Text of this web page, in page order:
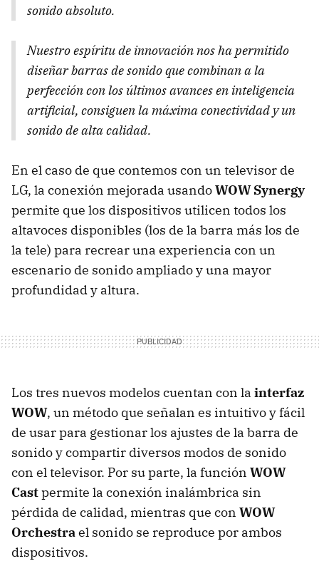
sonido absoluto.
Nuestro espíritu de innovación nos ha permitido
diseñar barras de sonido que combinan a la
perfección con los últimos avances en inteligencia
artificial, consiguen la máxima conectividad y un
sonido de alta calidad.
En el caso de que contemos con un televisor de
LG, la conexión mejorada usandoWOW Synergy
permite que los dispositivos utilicen todos los
altavoces disponibles (los de la barra más los de
la tele) para recrear una experiencia con un
escenario de sonido ampliado y una mayor
profundidad y altura.
Los tres nuevos modelos cuentan con la interfaz
WOW, un método que señalan es intuitivo y fácil
de usar para gestionar los ajustes de la barra de
sonido y compartir diversos modos de sonido
con el televisor. Por su parte, la función WOW
Castpermite la conexión inalámbrica sin
pérdida de calidad, mientras que con WOW
Orchestrael sonido se reproduce por ambos
dispositivos.